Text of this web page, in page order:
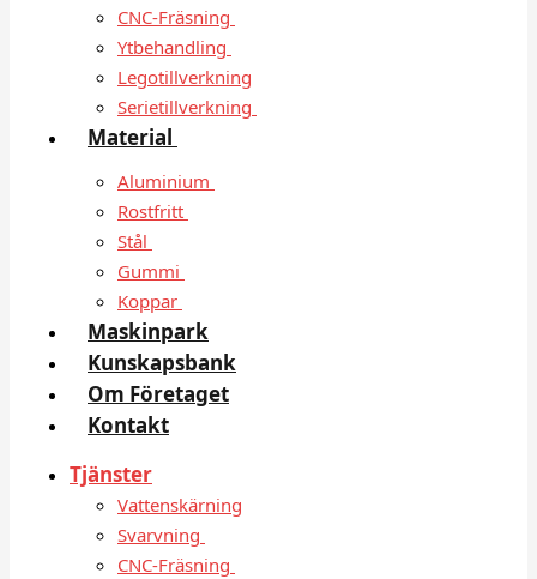
CNC-Fräsning
Ytbehandling
Legotillverkning
Serietillverkning
Material
Aluminium
Rostfritt
Stål
Gummi
Koppar
Maskinpark
Kunskapsbank
Om Företaget
Kontakt
Tjänster
Vattenskärning
Svarvning
CNC-Fräsning